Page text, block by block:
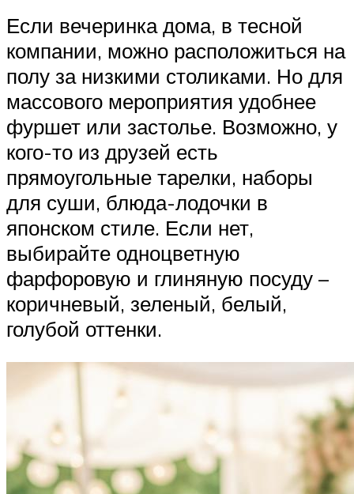
Если вечеринка дома, в тесной
компании, можно расположиться на
полу за низкими столиками. Но для
массового мероприятия удобнее
фуршет или застолье. Возможно, у
кого-то из друзей есть
прямоугольные тарелки, наборы
для суши, блюда-лодочки в
японском стиле. Если нет,
выбирайте одноцветную
фарфоровую и глиняную посуду –
коричневый, зеленый, белый,
голубой оттенки.